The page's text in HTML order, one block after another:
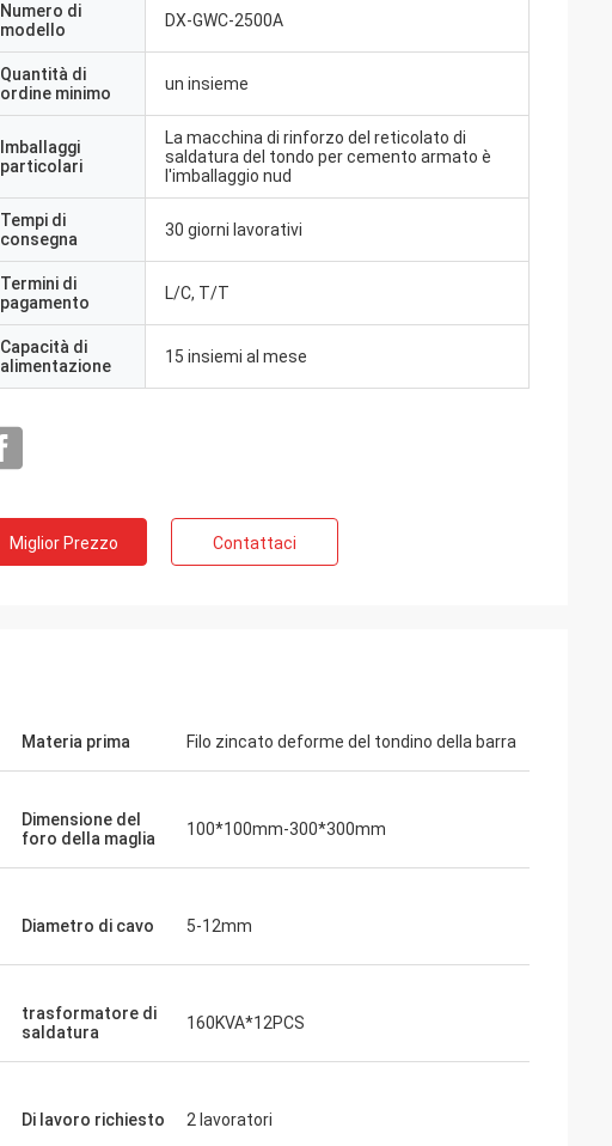
Numero di
modello
DX-GWC-2500A
Quantità di
ordine minimo
un insieme
Imballaggi
particolari
La macchina di rinforzo del reticolato di
saldatura del tondo per cemento armato è
l'imballaggio nud
Tempi di
consegna
30 giorni lavorativi
Termini di
pagamento
L/C, T/T
Capacità di
alimentazione
15 insiemi al mese
Miglior Prezzo Contattaci
Materia prima Filo zincato deforme del tondino della barra
Dimensione del
foro della maglia
100*100mm-300*300mm
Diametro di cavo 5-12mm
trasformatore di
saldatura
160KVA*12PCS
Di lavoro richiesto 2 lavoratori